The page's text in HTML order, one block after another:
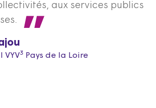
aux services publics
VYV3 Pays de la Loire